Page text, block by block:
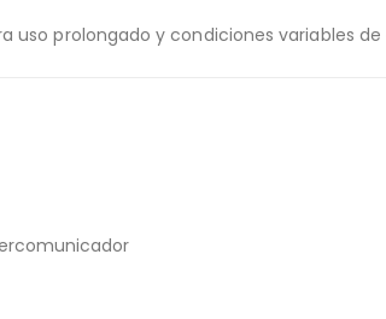
uso prolongado y condiciones variables